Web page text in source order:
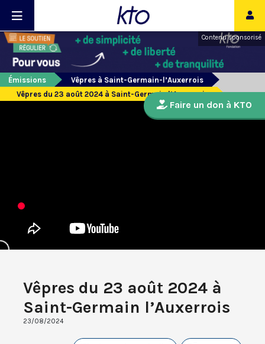
Contenu sponsorisé
Émissions
Vêpres à Saint-Germain-l’Auxerrois
Vêpres du 23 août 2024 à Saint-Germain l’Auxerrois
Vêpres du 23 août 2024 à
Saint-Germain l’Auxerrois
23/08/2024
Faire un don à KTO